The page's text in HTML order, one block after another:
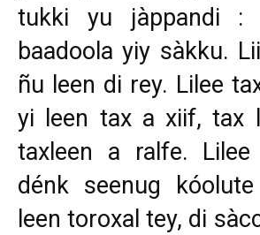
tukki yu jàppandi
baadoola yiy sàkku.
ñu leen di rey. Lilee
yi leen tax a xiif, tax
taxleen a ralfe.
dénk seenug
leen toroxal tey, di